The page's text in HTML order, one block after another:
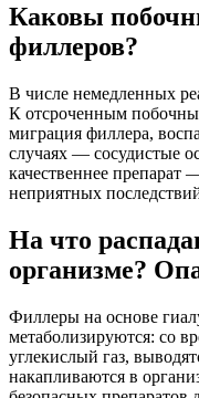
Каковы
филлеров?
В числе немедленных
К отсроченным
миграция филлера,
случаях — сосудистые
качественнее препарат
неприятных
На что
организме?
Филлеры на основе
метаболизируются: со
углекислый газ,
накапливаются в